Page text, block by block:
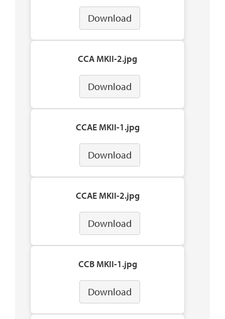
Download
CCA MKII-2.jpg
Download
CCAE MKII-1.jpg
Download
CCAE MKII-2.jpg
Download
CCB MKII-1.jpg
Download